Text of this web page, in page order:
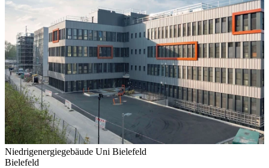
Niedrigenergiegebäude Uni Bielefeld
Bielefeld